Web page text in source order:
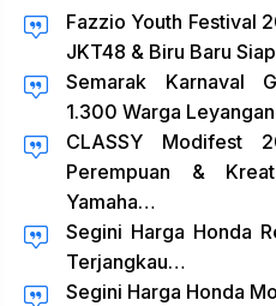
Fazzio Youth Festival
JKT48 & Biru Baru
Semarak Karnaval
1.300 Warga
CLASSY Modifest
Perempuan &
Yamaha…
Segini Harga Honda
Terjangkau…
Segini Harga Honda